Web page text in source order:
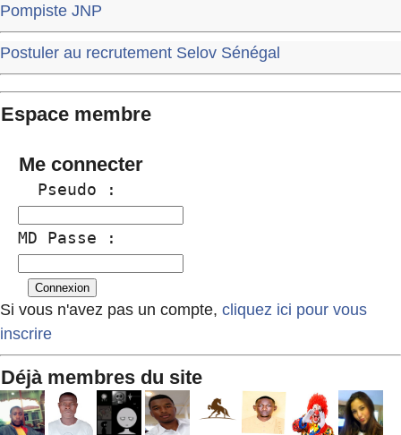
Pompiste JNP
Postuler au recrutement Selov Sénégal
Espace membre
Me connecter
  Pseudo :
MD Passe :
Si vous n'avez pas un compte, cliquez ici pour vous
inscrire
Déjà membres du site